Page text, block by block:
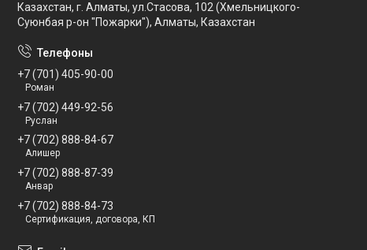
Казахстан, г. Алматы, ул.Стасова, 102 (Хмельницкого-
Суюнбая р-он "Пожарки"), Алматы, Казахстан
+7 (701) 405-90-00
Роман
+7 (702) 449-92-56
Руслан
+7 (702) 888-84-67
Алишер
+7 (702) 888-87-39
Анвар
+7 (702) 888-84-73
Сертификация, договора, КП